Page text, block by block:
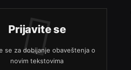
Prijavite se
se za dobijanje obaveštenja o
novim tekstovima